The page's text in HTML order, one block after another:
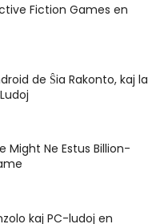
Fiction Games en
de Ŝia Rakonto, kaj la
Might Ne Estus Billion-
kaj PC-ludoj en